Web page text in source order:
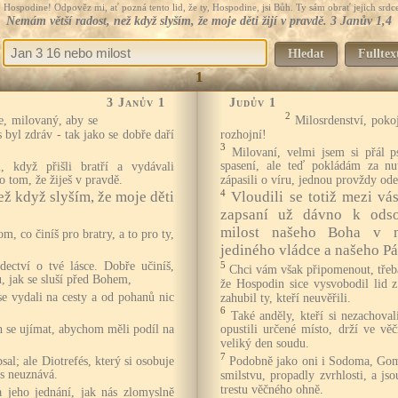
Odpověz mi, ať pozná tento lid, že ty, Hospodine, jsi Bůh. Ty sám obrať jejich
Nemám větší radost, než když slyším, že moje děti žijí v pravdě. 3 Janův 1,4
Hledat
1
3 Janův 1
milovaný, aby se
byl zdráv - tak jako se dobře daří
když přišli bratří a vydávali
tom, že žiješ v pravdě.
když slyším, že moje děti
co činíš pro bratry, a to pro ty,
o tvé lásce. Dobře učiníš,
jak se sluší před Bohem,
vydali na cesty a od pohanů nic
se ujímat, abychom měli podíl na
ale Diotrefés, který si osobuje
neuznává.
jednání, jak nás zlomyslně
Judův 1
2 Milosrdenství,
rozhojní!
3
Milovaní, velmi jsem si přál
spasení, ale teď pokládám za
zápasili o víru, jednou provždy
4 Vloudili se totiž mezi
zapsaní už dávno k
milost našeho Boha v
jediného vládce a našeho
5 Chci vám však připomenout,
že Hospodin sice vysvobodil lid
zahubil ty, kteří neuvěřili.
6 Také anděly, kteří si
opustili určené místo, drží ve
veliký den soudu.
7 Podobně jako oni i Sodoma,
smilstvu, propadly zvrhlosti, a
trestu věčného ohně.